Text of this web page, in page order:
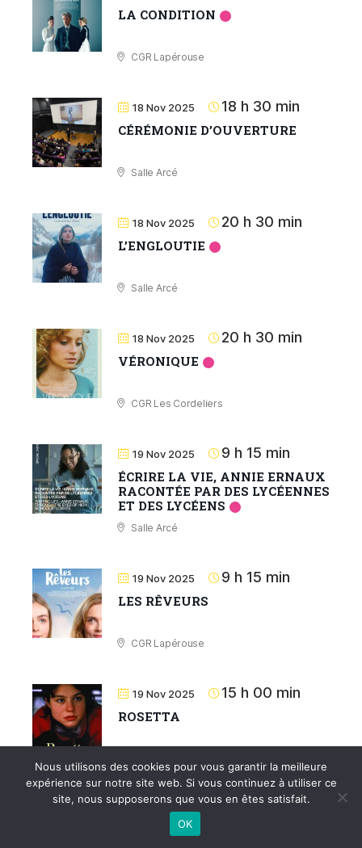
LA CONDITION
CGR Lapérouse
18 Nov 2025 18 h 30 min
CÉRÉMONIE D’OUVERTURE
Salle Arcé
18 Nov 2025 20 h 30 min
LʼENGLOUTIE
Salle Arcé
18 Nov 2025 20 h 30 min
VÉRONIQUE
CGR Les Cordeliers
19 Nov 2025 9 h 15 min
ÉCRIRE LA VIE, ANNIE ERNAUX
RACONTÉE PAR DES LYCÉENNES
ET DES LYCÉENS
Salle Arcé
19 Nov 2025 9 h 15 min
LES RÊVEURS
CGR Lapérouse
19 Nov 2025 15 h 00 min
ROSETTA
19 Nov 2025 16 h 00 min
PLANÈTES
Nous utilisons des cookies pour vous garantir la meilleure
expérience sur notre site web. Si vous continuez à utiliser ce
site, nous supposerons que vous en êtes satisfait.
OK